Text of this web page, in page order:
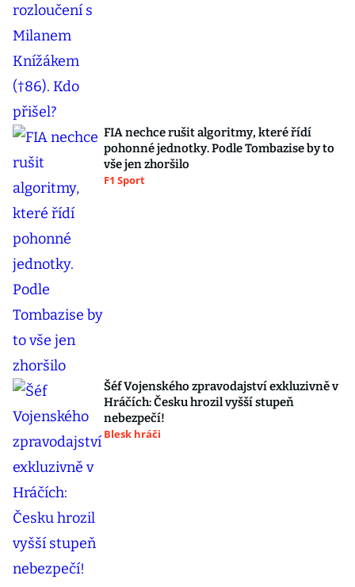
FIA nechce rušit algoritmy, které řídí
pohonné jednotky. Podle Tombazise by to
vše jen zhoršilo
F1 Sport
Šéf Vojenského zpravodajství exkluzivně v
Hráčích: Česku hrozil vyšší stupeň
nebezpečí!
Blesk hráči